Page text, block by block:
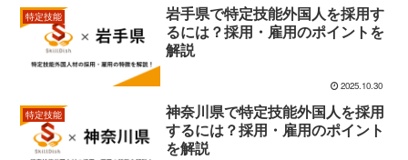
特定技能
岩手県で特定技能外国人を採用す
るには？採用・雇用のポイントを
解説
2025.10.30
特定技能
神奈川県で特定技能外国人を採用
するには？採用・雇用のポイント
を解説